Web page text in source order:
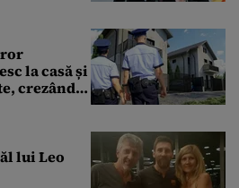
la casă și
crezând
lui Leo